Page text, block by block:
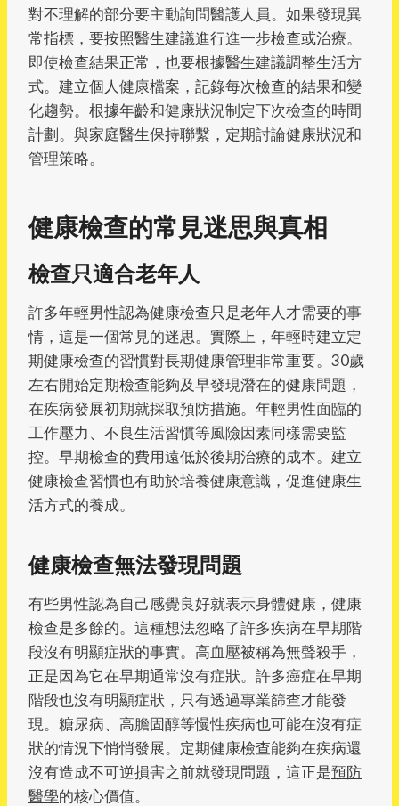
對不理解的部分要主動詢問醫護人員。如果發現異
常指標，要按照醫生建議進行進一步檢查或治療。
即使檢查結果正常，也要根據醫生建議調整生活方
式。建立個人健康檔案，記錄每次檢查的結果和變
化趨勢。根據年齡和健康狀況制定下次檢查的時間
計劃。與家庭醫生保持聯繫，定期討論健康狀況和
管理策略。
健康檢查的常見迷思與真相
檢查只適合老年人
許多年輕男性認為健康檢查只是老年人才需要的事
情，這是一個常見的迷思。實際上，年輕時建立定
期健康檢查的習慣對長期健康管理非常重要。30歲
左右開始定期檢查能夠及早發現潛在的健康問題，
在疾病發展初期就採取預防措施。年輕男性面臨的
工作壓力、不良生活習慣等風險因素同樣需要監
控。早期檢查的費用遠低於後期治療的成本。建立
健康檢查習慣也有助於培養健康意識，促進健康生
活方式的養成。
健康檢查無法發現問題
有些男性認為自己感覺良好就表示身體健康，健康
檢查是多餘的。這種想法忽略了許多疾病在早期階
段沒有明顯症狀的事實。高血壓被稱為無聲殺手，
正是因為它在早期通常沒有症狀。許多癌症在早期
階段也沒有明顯症狀，只有透過專業篩查才能發
現。糖尿病、高膽固醇等慢性疾病也可能在沒有症
狀的情況下悄悄發展。定期健康檢查能夠在疾病還
沒有造成不可逆損害之前就發現問題，這正是預防
醫學的核心價值。